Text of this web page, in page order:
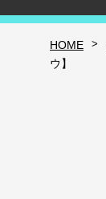
HOME >
ウ】